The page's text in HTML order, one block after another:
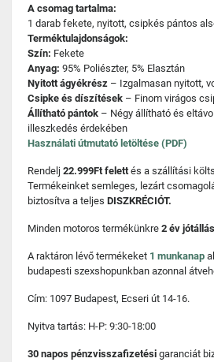
A csomag tartalma:
1 darab fekete, nyitott, csipkés pántos
Terméktulajdonságok:
Szín: Fekete
Anyag: 95% Poliészter, 5% Elasztán
Nyitott ágyékrész – Izgalmasan nyitott,
Csipke és díszítések – Finom virágos
Állítható pántok – Négy állítható és
illeszkedés érdekében
Használati útmutató letöltése (PDF)
Rendelj 22.999Ft felettés a szállítási
Termékeinket semleges, lezárt
biztosítva a teljes DISZKRÉCIÓT.
Minden motoros termékünkre 2 év
A raktáron lévő termékeket 1 munkanap
budapesti szexshopunkban azonnal
Cím: 1097 Budapest, Ecseri út 14-16.
Nyitva tartás: H-P: 9:30-18:00
30 napos pénzvisszafizetési garanciát